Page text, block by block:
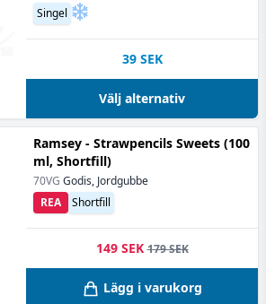
Singel
39 SEK
Välj alternativ
Ramsey - Strawpencils Sweets (100
ml, Shortfill)
70VG Godis, Jordgubbe
Shortfill
REA
149 SEK 179 SEK
Lägg i varukorg